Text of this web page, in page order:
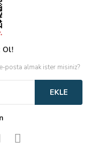
Ol!
posta almak ister misiniz?
EKLE